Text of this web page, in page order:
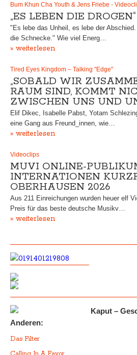
Bum Khun Cha Youth & Jens Friebe -
„ES LEBEN DIE DROGEN“
"Es lebe das Unheil, es lebe der
die Schnecke." Wie viel Energ…
» weiterlesen
Tired Eyes Kingdom – Talking "Edge"
„SOBALD WIR
RAUM SIND, KOMMT
ZWISCHEN UNS UND
Elif Dikec, Isabelle Pabst, Yotam
eine Gang aus Freund_innen, wie…
» weiterlesen
Videoclips
MUVI ONLINE-
INTERNATIONEN
OBERHAUSEN 2026
Aus 211 Einreichungen wurden heuer elf
Preis für das beste deutsche Musikv…
» weiterlesen
Kaput –
Anderen:
Das Filter